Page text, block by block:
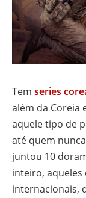
Tem series
além da Coreia
aquele tipo de
até quem
juntou 10
inteiro, aqueles
internacionais,